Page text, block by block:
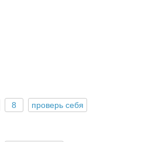
8 проверь себя